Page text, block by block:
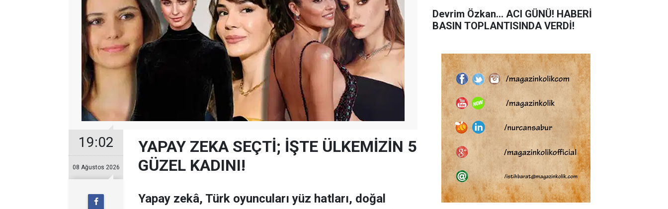
19:02
08 Ağustos 2026
YAPAY ZEKA SEÇTİ; İŞTE ÜLKEMİZİN 5
GÜZEL KADINI!
Yapay zekâ, Türk oyuncuları yüz hatları, doğal
Devrim Özkan... ACI GÜNÜ! HABERİ
BASIN TOPLANTISINDA VERDİ!